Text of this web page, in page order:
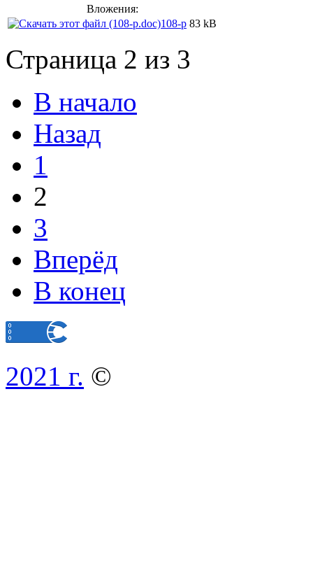
Вложения:
108-р 83 kB
Страница 2 из 3
В начало
Назад
1
2
3
Вперёд
В конец
2021 г. ©